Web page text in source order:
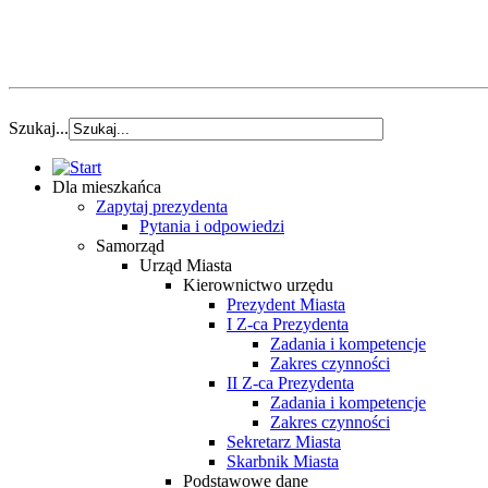
Szukaj...
Dla mieszkańca
Zapytaj prezydenta
Pytania i odpowiedzi
Samorząd
Urząd Miasta
Kierownictwo urzędu
Prezydent Miasta
I Z-ca Prezydenta
Zadania i kompetencje
Zakres czynności
II Z-ca Prezydenta
Zadania i kompetencje
Zakres czynności
Sekretarz Miasta
Skarbnik Miasta
Podstawowe dane